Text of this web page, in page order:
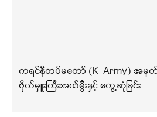
ကရင်နီတပ်မတော် (K-Army) အမှတ်
ဗိုလ်မှူးကြီးအယ်မွီးနှင့် တွေ့ဆုံခြင်း